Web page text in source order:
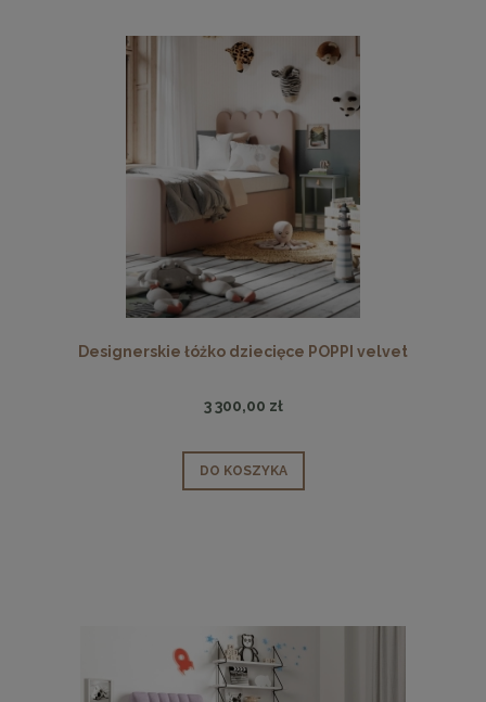
Designerskie łóżko dziecięce POPPI velvet
3 300,00 zł
DO KOSZYKA